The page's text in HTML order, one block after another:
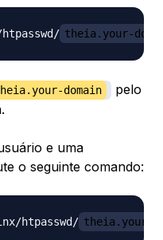
theia.your-
domain
pelo
e uma
o seguinte comando:
htpasswd/ theia.your-